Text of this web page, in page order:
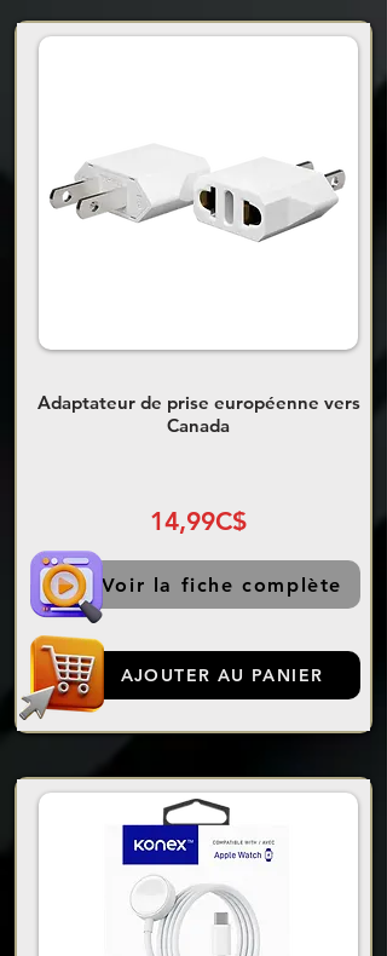
Adaptateur de prise européenne vers
Canada
14,99C$
Voir la fiche complète
AJOUTER AU PANIER